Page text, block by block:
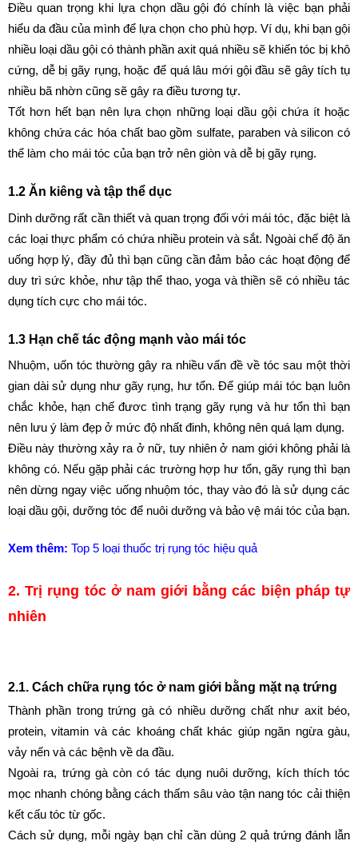
Điều quan trọng khi lựa chọn dầu gội đó chính là việc bạn phải
hiểu da đầu của mình để lựa chọn cho phù hợp. Ví dụ, khi bạn gội
nhiều loại dầu gội có thành phần axit quá nhiều sẽ khiến tóc bị khô
cứng, dễ bị gãy rụng, hoặc để quá lâu mới gội đầu sẽ gây tích tụ
nhiều bã nhờn cũng sẽ gây ra điều tương tự.
Tốt hơn hết bạn nên lựa chọn những loại dầu gội chứa ít hoặc
không chứa các hóa chất bao gồm sulfate, paraben và silicon có
thể làm cho mái tóc của bạn trở nên giòn và dễ bị gãy rụng.
1.2 Ăn kiêng và tập thể dục
Dinh dưỡng rất cần thiết và quan trọng đối với mái tóc, đặc biệt là
các loại thực phẩm có chứa nhiều protein và sắt. Ngoài chế độ ăn
uống hợp lý, đầy đủ thì bạn cũng cần đảm bảo các hoạt động để
duy trì sức khỏe, như tập thể thao, yoga và thiền sẽ có nhiều tác
dụng tích cực cho mái tóc.
1.3 Hạn chế tác động mạnh vào mái tóc
Nhuộm, uốn tóc thường gây ra nhiều vấn đề về tóc sau một thời
gian dài sử dụng như gãy rụng, hư tổn. Để giúp mái tóc bạn luôn
chắc khỏe, hạn chế đươc tình trạng gãy rụng và hư tổn thì bạn
nên lưu ý làm đẹp ở mức độ nhất đinh, không nên quá lạm dụng.
Điều này thường xảy ra ở nữ, tuy nhiên ở nam giới không phải là
không có. Nếu gặp phải các trường hợp hư tổn, gãy rụng thì bạn
nên dừng ngay việc uống nhuộm tóc, thay vào đó là sử dụng các
loại dầu gội, dưỡng tóc để nuôi dưỡng và bảo vệ mái tóc của bạn.
Xem thêm: Top 5 loại thuốc trị rụng tóc hiệu quả
2. Trị rụng tóc ở nam giới bằng các biện pháp tự
nhiên
2.1. Cách chữa rụng tóc ở nam giới bằng mặt nạ trứng
Thành phần trong trứng gà có nhiều dưỡng chất như axit béo,
protein, vitamin và các khoáng chất khác giúp ngăn ngừa gàu,
vảy nến và các bệnh về da đầu.
Ngoài ra, trứng gà còn có tác dụng nuôi dưỡng, kích thích tóc
mọc nhanh chóng bằng cách thấm sâu vào tận nang tóc cải thiện
kết cấu tóc từ gốc.
Cách sử dụng, mỗi ngày bạn chỉ cần dùng 2 quả trứng đánh lẫn